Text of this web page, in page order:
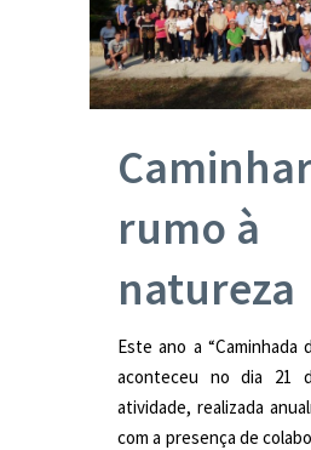
rumo à
natureza
Este ano a “Caminhada
aconteceu no dia 21
atividade, realizada
com a presença de